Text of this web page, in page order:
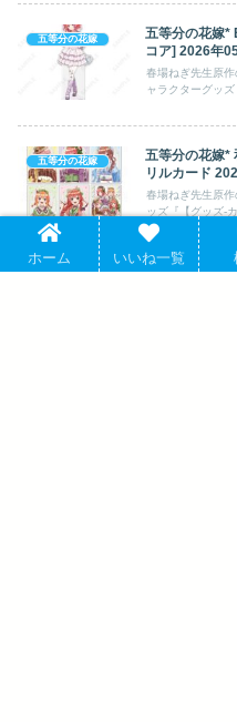
五等分の花嫁
五等分の花嫁*
コア] 2026年
春場ねぎ先生原
ャラクターグッズ
五等分の花嫁
五等分の花嫁*
リルカード
春場ねぎ先生原
ッズ『【グッズ-
ホーム いいね一覧